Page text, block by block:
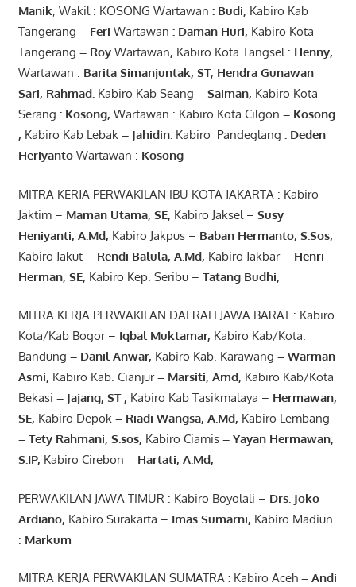
Manik, Wakil : KOSONG Wartawan : Budi, Kabiro Kab
Tangerang – Feri Wartawan : Daman Huri, Kabiro Kota
Tangerang – RoyWartawan, Kabiro Kota Tangsel : Henny,
Wartawan : Barita Simanjuntak, ST, Hendra Gunawan
Sari, Rahmad. Kabiro Kab Seang – Saiman, Kabiro Kota
Serang : Kosong, Wartawan : Kabiro Kota Cilgon – Kosong
, Kabiro Kab Lebak– Jahidin. Kabiro Pandeglang : Deden
Heriyanto Wartawan : Kosong
MITRA KERJA PERWAKILAN IBU KOTA JAKARTA : Kabiro
Jaktim – Maman Utama, SE, Kabiro Jaksel – Susy
Heniyanti, A.Md, Kabiro Jakpus – Baban Hermanto, S.Sos,
Kabiro Jakut – Rendi Balula, A.Md, Kabiro Jakbar – Henri
Herman, SE, Kabiro Kep. Seribu – Tatang Budhi,
MITRA KERJA PERWAKILAN DAERAH JAWA BARAT : Kabiro
Kota/Kab Bogor – Iqbal Muktamar, Kabiro Kab/Kota.
Bandung – Danil Anwar, Kabiro Kab. Karawang –Warman
Asmi, Kabiro Kab. Cianjur– Marsiti, Amd, Kabiro Kab/Kota
Bekasi – Jajang, ST , Kabiro Kab Tasikmalaya – Hermawan,
SE, Kabiro Depok– Riadi Wangsa, A.Md, Kabiro Lembang
– Tety Rahmani, S.sos, Kabiro Ciamis– Yayan Hermawan,
S.IP, Kabiro Cirebon – Hartati, A.Md,
PERWAKILAN JAWA TIMUR : Kabiro Boyolali – Drs. Joko
Ardiano, Kabiro Surakarta – Imas Sumarni, Kabiro Madiun
: Markum
MITRA KERJA PERWAKILAN SUMATRA :Kabiro Aceh– Andi